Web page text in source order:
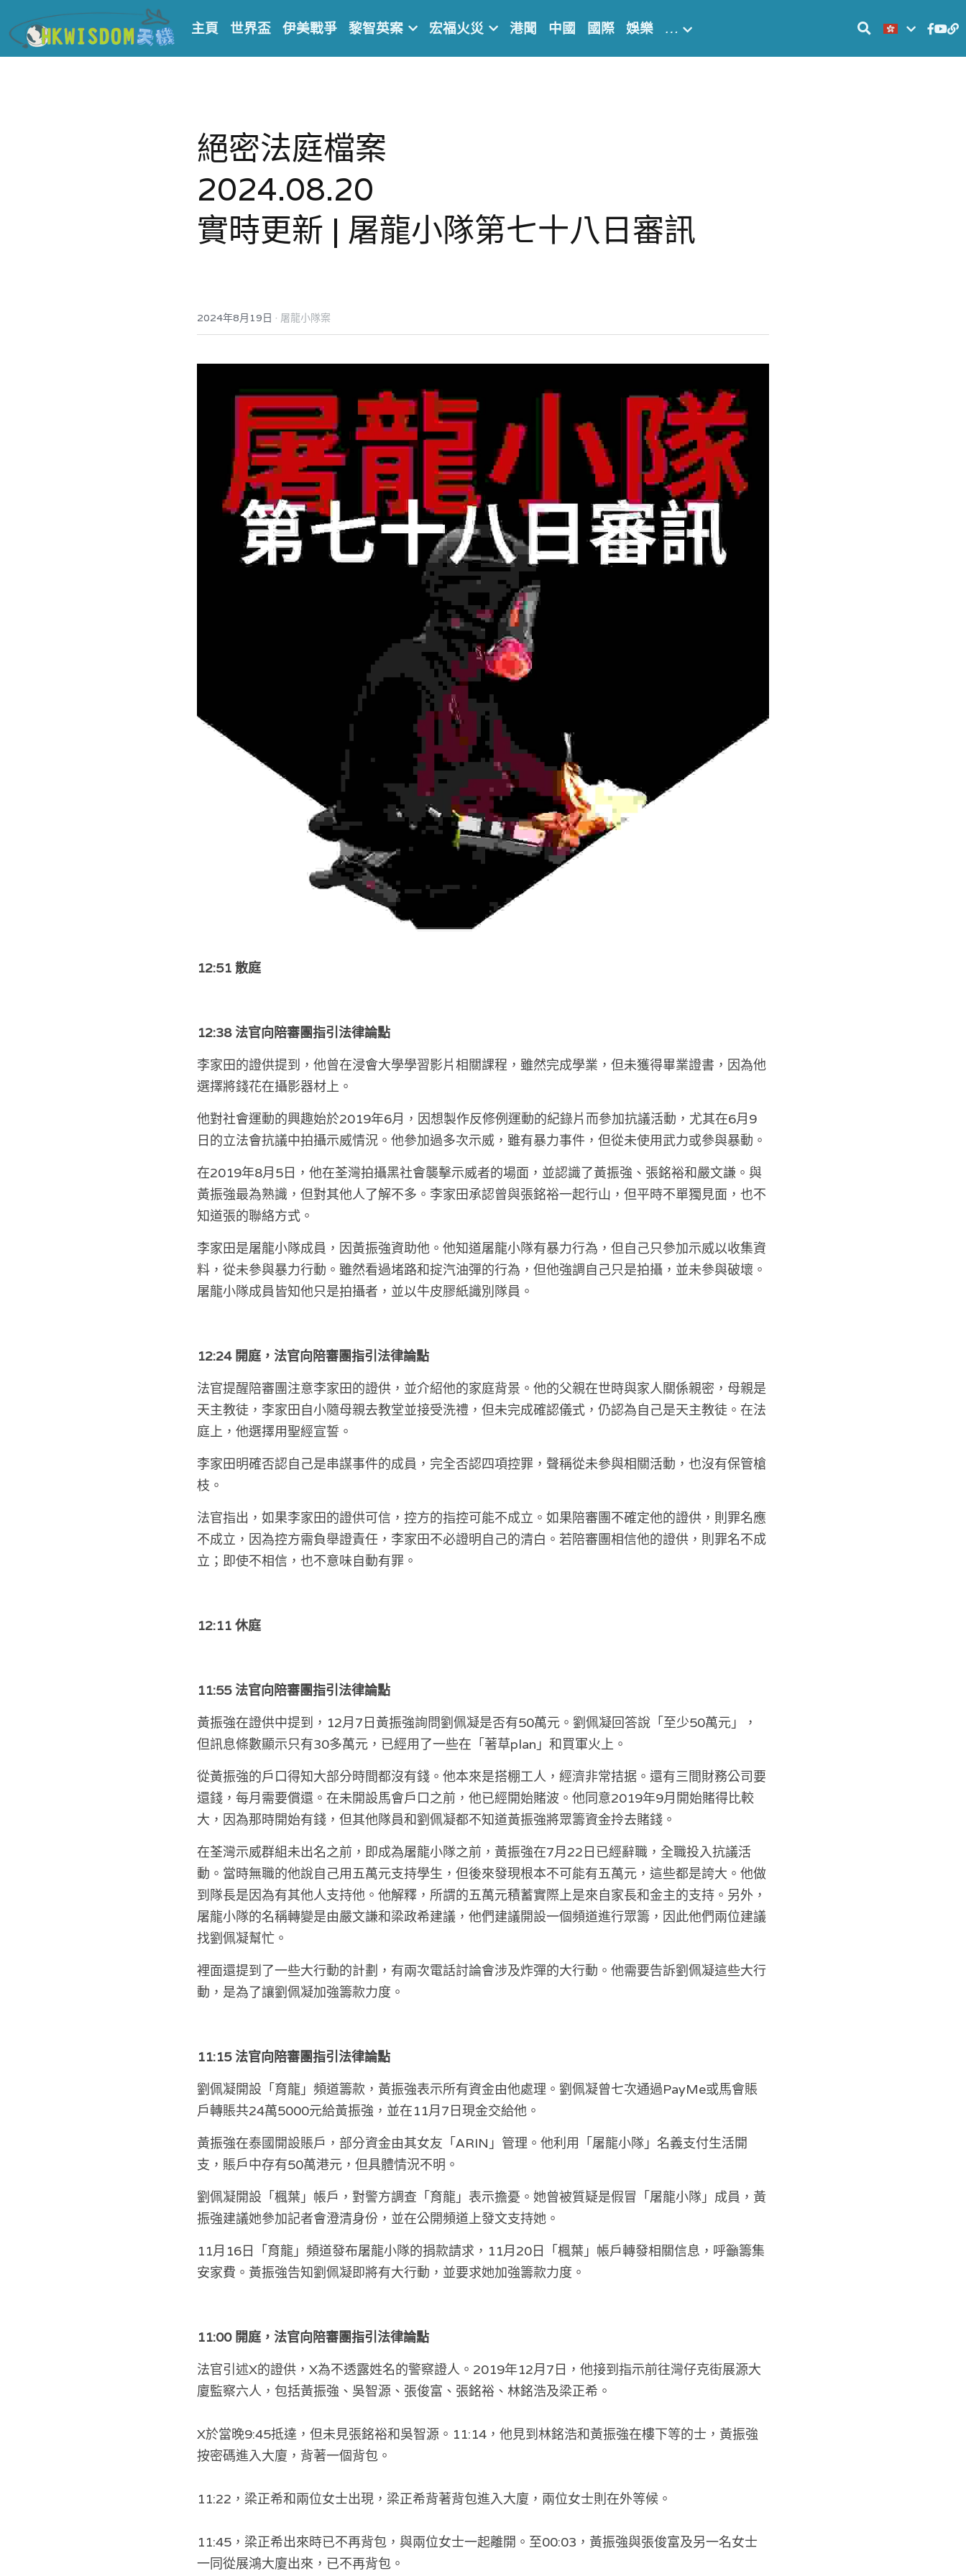
主頁 世界盃 伊美戰爭 黎智英案 宏福火災 港聞 中國 國際 娛樂 …
絕密法庭檔案
2024.08.20
實時更新 | 屠龍小隊第七十八日審訊
2024年8月19日 · 屠龍小隊案
12:51 散庭
12:38 法官向陪審團指引法律論點
李家田的證供提到，他曾在浸會大學學習影片相關課程，雖然完成學業，但未獲得畢業證書，因為他
選擇將錢花在攝影器材上。
他對社會運動的興趣始於2019年6月，因想製作反修例運動的紀錄片而參加抗議活動，尤其在6月9
日的立法會抗議中拍攝示威情況。他參加過多次示威，雖有暴力事件，但從未使用武力或參與暴動。
在2019年8月5日，他在荃灣拍攝黑社會襲擊示威者的場面，並認識了黃振強、張銘裕和嚴文謙。與
黃振強最為熟識，但對其他人了解不多。李家田承認曾與張銘裕一起行山，但平時不單獨見面，也不
知道張的聯絡方式。
李家田是屠龍小隊成員，因黃振強資助他。他知道屠龍小隊有暴力行為，但自己只參加示威以收集資
料，從未參與暴力行動。雖然看過堵路和掟汽油彈的行為，但他強調自己只是拍攝，並未參與破壞。
屠龍小隊成員皆知他只是拍攝者，並以牛皮膠紙識別隊員。
12:24 開庭，法官向陪審團指引法律論點
法官提醒陪審團注意李家田的證供，並介紹他的家庭背景。他的父親在世時與家人關係親密，母親是
天主教徒，李家田自小隨母親去教堂並接受洗禮，但未完成確認儀式，仍認為自己是天主教徒。在法
庭上，他選擇用聖經宣誓。
李家田明確否認自己是串謀事件的成員，完全否認四項控罪，聲稱從未參與相關活動，也沒有保管槍
枝。
法官指出，如果李家田的證供可信，控方的指控可能不成立。如果陪審團不確定他的證供，則罪名應
不成立，因為控方需負舉證責任，李家田不必證明自己的清白。若陪審團相信他的證供，則罪名不成
立；即使不相信，也不意味自動有罪。
12:11 休庭
11:55 法官向陪審團指引法律論點
黃振強在證供中提到，12月7日黃振強詢問劉佩凝是否有50萬元。劉佩凝回答說「至少50萬元」，
但訊息條數顯示只有30多萬元，已經用了一些在「著草plan」和買軍火上。
從黃振強的戶口得知大部分時間都沒有錢。他本來是搭棚工人，經濟非常拮据。還有三間財務公司要
還錢，每月需要償還。在未開設馬會戶口之前，他已經開始賭波。他同意2019年9月開始賭得比較
大，因為那時開始有錢，但其他隊員和劉佩凝都不知道黃振強將眾籌資金拎去賭錢。
在荃灣示威群組未出名之前，即成為屠龍小隊之前，黃振強在7月22日已經辭職，全職投入抗議活
動。當時無職的他說自己用五萬元支持學生，但後來發現根本不可能有五萬元，這些都是誇大。他做
到隊長是因為有其他人支持他。他解釋，所謂的五萬元積蓄實際上是來自家長和金主的支持。另外，
屠龍小隊的名稱轉變是由嚴文謙和梁政希建議，他們建議開設一個頻道進行眾籌，因此他們兩位建議
找劉佩凝幫忙。
裡面還提到了一些大行動的計劃，有兩次電話討論會涉及炸彈的大行動。他需要告訴劉佩凝這些大行
動，是為了讓劉佩凝加強籌款力度。
11:15 法官向陪審團指引法律論點
劉佩凝開設「育龍」頻道籌款，黃振強表示所有資金由他處理。劉佩凝曾七次通過PayMe或馬會賬
戶轉賬共24萬5000元給黃振強，並在11月7日現金交給他。
黃振強在泰國開設賬戶，部分資金由其女友「ARIN」管理。他利用「屠龍小隊」名義支付生活開
支，賬戶中存有50萬港元，但具體情況不明。
劉佩凝開設「楓葉」帳戶，對警方調查「育龍」表示擔憂。她曾被質疑是假冒「屠龍小隊」成員，黃
振強建議她參加記者會澄清身份，並在公開頻道上發文支持她。
11月16日「育龍」頻道發布屠龍小隊的捐款請求，11月20日「楓葉」帳戶轉發相關信息，呼籲籌集
安家費。黃振強告知劉佩凝即將有大行動，並要求她加強籌款力度。
11:00 開庭，法官向陪審團指引法律論點
法官引述X的證供，X為不透露姓名的警察證人。2019年12月7日，他接到指示前往灣仔克街展源大
廈監察六人，包括黃振強、吳智源、張俊富、張銘裕、林銘浩及梁正希。
X於當晚9:45抵達，但未見張銘裕和吳智源。11:14，他見到林銘浩和黃振強在樓下等的士，黃振強
按密碼進入大廈，背著一個背包。
11:22，梁正希和兩位女士出現，梁正希背著背包進入大廈，兩位女士則在外等候。
11:45，梁正希出來時已不再背包，與兩位女士一起離開。至00:03，黃振強與張俊富及另一名女士
一同從展鴻大廈出來，已不再背包。